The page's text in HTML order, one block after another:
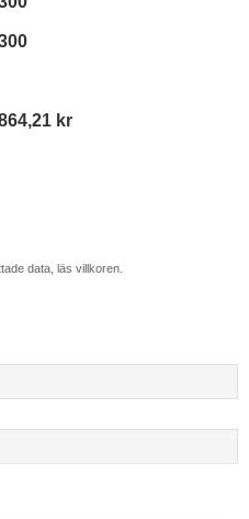
kr
data, läs villkoren.